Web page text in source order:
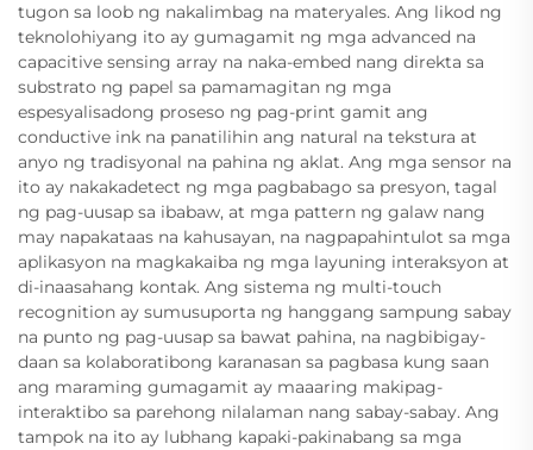
tugon sa loob ng nakalimbag na materyales. Ang likod ng
teknolohiyang ito ay gumagamit ng mga advanced na
capacitive sensing array na naka-embed nang direkta sa
substrato ng papel sa pamamagitan ng mga
espesyalisadong proseso ng pag-print gamit ang
conductive ink na panatilihin ang natural na tekstura at
anyo ng tradisyonal na pahina ng aklat. Ang mga sensor na
ito ay nakakadetect ng mga pagbabago sa presyon, tagal
ng pag-uusap sa ibabaw, at mga pattern ng galaw nang
may napakataas na kahusayan, na nagpapahintulot sa mga
aplikasyon na magkakaiba ng mga layuning interaksyon at
di-inaasahang kontak. Ang sistema ng multi-touch
recognition ay sumusuporta ng hanggang sampung sabay
na punto ng pag-uusap sa bawat pahina, na nagbibigay-
daan sa kolaboratibong karanasan sa pagbasa kung saan
ang maraming gumagamit ay maaaring makipag-
interaktibo sa parehong nilalaman nang sabay-sabay. Ang
tampok na ito ay lubhang kapaki-pakinabang sa mga